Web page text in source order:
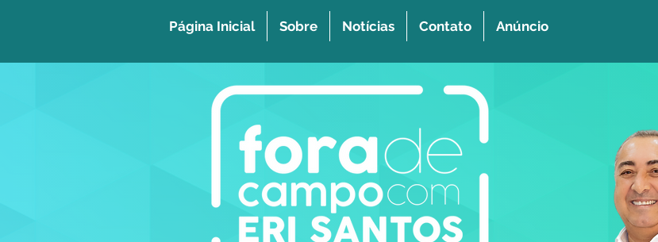
Página Inicial Sobre Notícias Contato Anúncio